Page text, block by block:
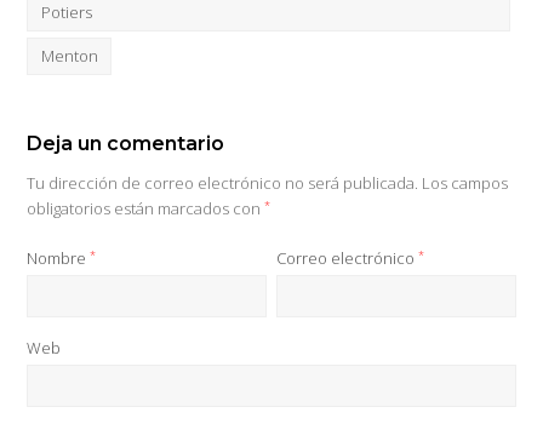
Potiers
Menton
Deja un comentario
Tu dirección de correo electrónico no será publicada. Los campos
obligatorios están marcados con*
Nombre* Correo electrónico*
Web